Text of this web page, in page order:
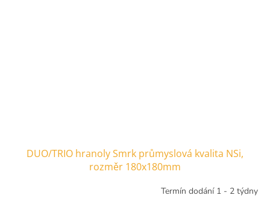
DUO/TRIO hranoly Smrk průmyslová kvalita NSi,
rozměr 180x180mm
Termín dodání 1 - 2 týdny